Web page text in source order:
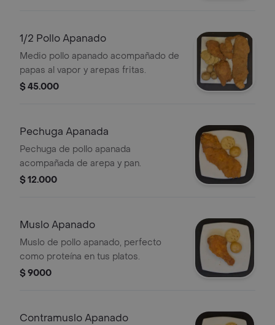
1/2 Pollo Apanado
Medio pollo apanado acompañado de
papas al vapor y arepas fritas.
$ 45.000
Pechuga Apanada
Pechuga de pollo apanada
acompañada de arepa y pan.
$ 12.000
Muslo Apanado
Muslo de pollo apanado, perfecto
como proteína en tus platos.
$ 9000
Contramuslo Apanado